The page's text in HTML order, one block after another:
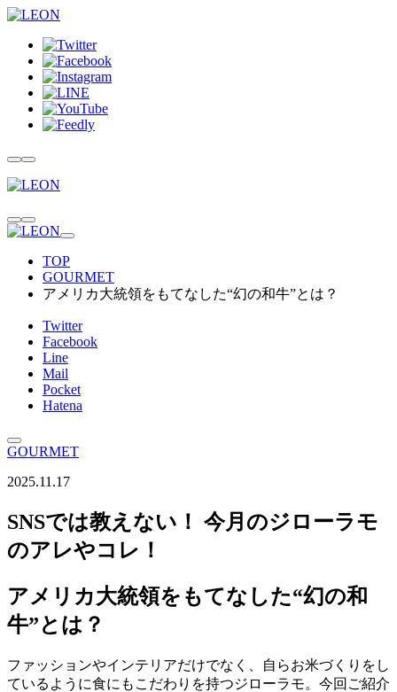
TOP
GOURMET
アメリカ大統領をもてなした“幻の和牛”とは？
Twitter
Facebook
Line
Mail
Pocket
Hatena
GOURMET
2025.11.17
SNSでは教えない！ 今月のジローラモ
のアレやコレ！
アメリカ大統領をもてなした“幻の和
牛”とは？
ファッションやインテリアだけでなく、自らお米づくりをし
ているように食にもこだわりを持つジローラモ。今回ご紹介